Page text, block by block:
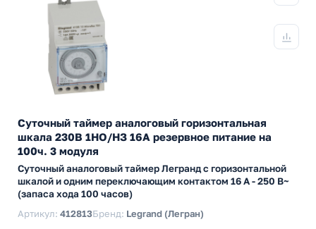
Суточный таймер аналоговый горизонтальная
шкала 230В 1НО/НЗ 16А резервное питание на
100ч. 3 модуля
Суточный аналоговый таймер Легранд с горизонтальной
шкалой и одним переключающим контактом 16 А - 250 В~
(запаса хода 100 часов)
Артикул: 412813Бренд: Legrand (Легран)